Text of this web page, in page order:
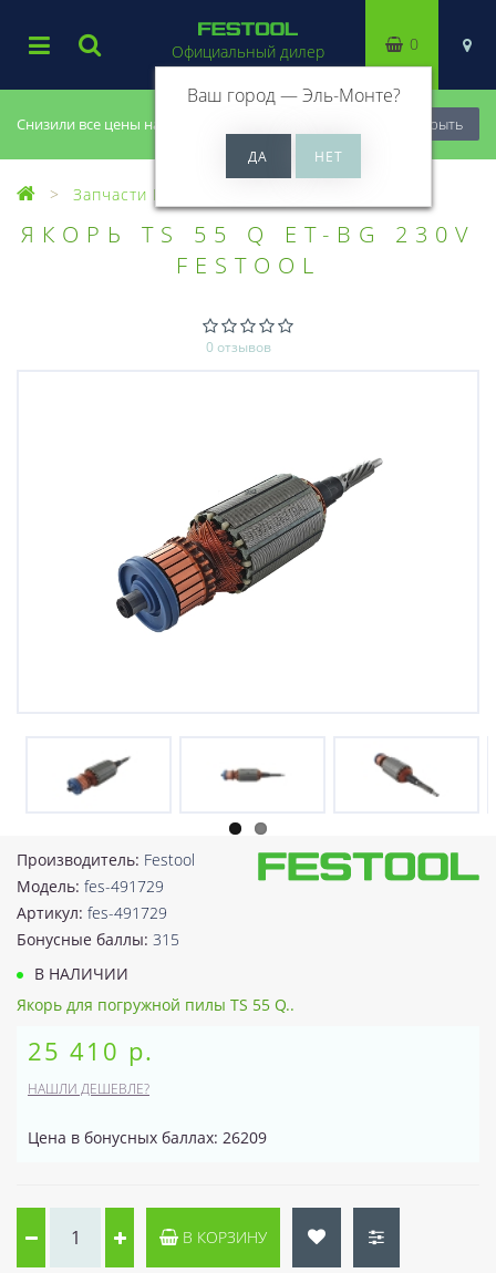
Снизили все цены на 20%, успей купить! Закрыть
Официальный дилер
Ваш город —Эль-Монте?
0
Запчасти Festool
ЯКОРЬ TS 55 Q ET-BG 230V
FESTOOL
0 отзывов
Производитель: Festool
Модель: fes-491729
Артикул: fes-491729
Бонусные баллы: 315
В НАЛИЧИИ
Якорь для погружной пилы TS 55 Q..
25 410 р.
НАШЛИ ДЕШЕВЛЕ?
Цена в бонусных баллах: 26209
В КОРЗИНУ